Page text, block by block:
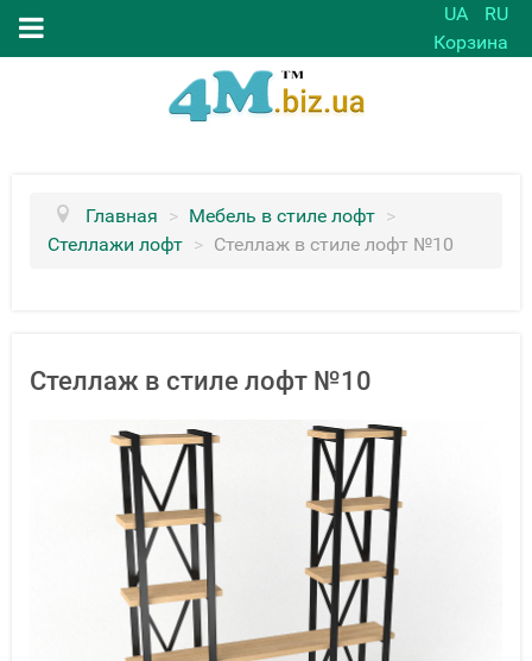
UA
RU
Корзина
Главная > Мебель в стиле лофт >
Стеллажи лофт > Стеллаж в стиле лофт №10
Стеллаж в стиле лофт №10